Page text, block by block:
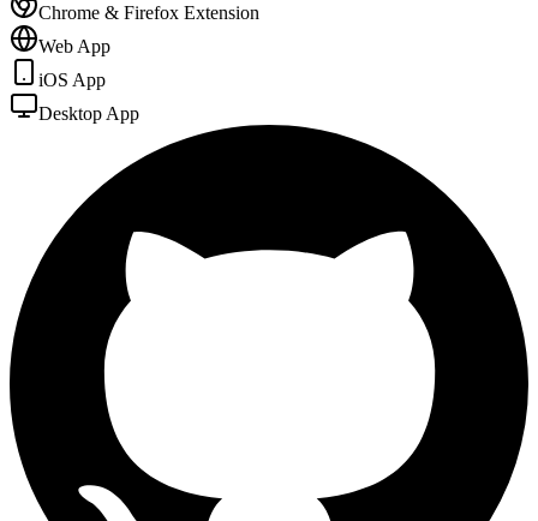
Chrome & Firefox Extension
Web App
iOS App
Desktop App